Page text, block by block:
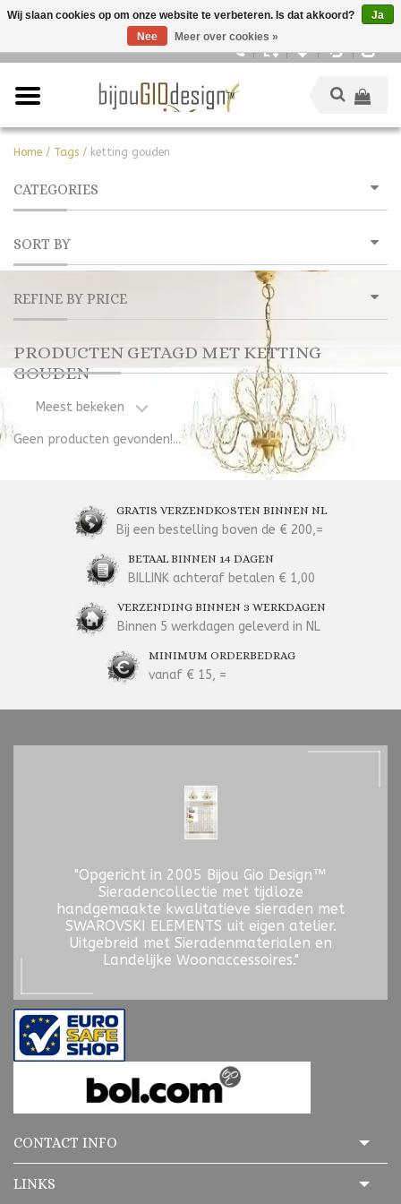
Home / Tags / ketting gouden
CATEGORIES
SORT BY
REFINE BY PRICE
PRODUCTEN GETAGD MET KETTING
GOUDEN
Meest bekeken
Geen producten gevonden!...
GRATIS VERZENDKOSTEN BINNEN NL
Bij een bestelling boven de € 200,=
BETAAL BINNEN 14 DAGEN
BILLINK achteraf betalen € 1,00
VERZENDING BINNEN 3 WERKDAGEN
Binnen 5 werkdagen geleverd in NL
MINIMUM ORDERBEDRAG
vanaf € 15, =
"Opgericht in 2005 Bijou Gio Design™
Sieradencollectie met tijdloze
handgemaakte kwalitatieve sieraden met
SWAROVSKI ELEMENTS uit eigen atelier.
Uitgebreid met Sieradenmaterialen en
Landelijke Woonaccessoires."
CONTACT INFO
LINKS
Wij slaan cookies op om onze website te verbeteren. Is dat akkoord?
Ja
Nee
Meer over cookies »